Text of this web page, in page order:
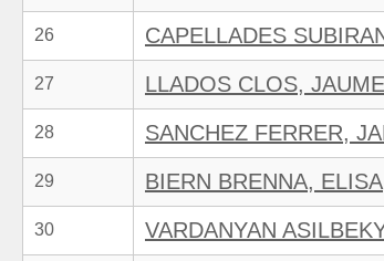
26 CAPELLADES
27 LLADOS CLOS, JAUME
28 SANCHEZ FERRER,
29 BIERN BRENNA, ELISA
30 VARDANYAN